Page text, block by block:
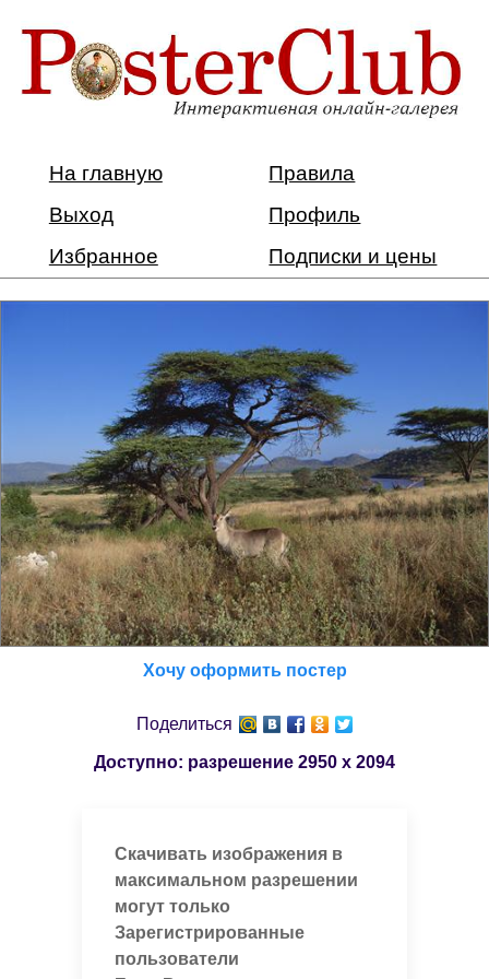
На главную
Правила
Выход
Профиль
Избранное
Подписки и цены
Хочу оформить постер
Поделиться
Доступно: разрешение 2950 x 2094
Скачивать изображения в
максимальном разрешении
могут только
Зарегистрированные
пользователи